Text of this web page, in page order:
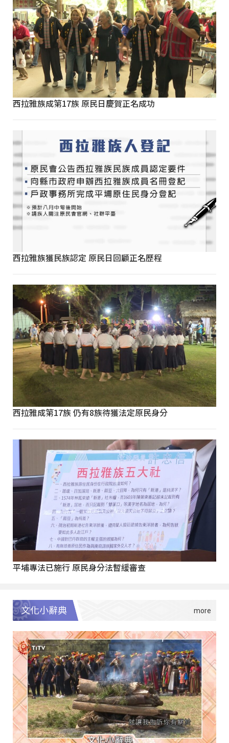
西拉雅族成第17族 原民日慶賀正名成功
西拉雅族獲民族認定 原民日回顧正名歷程
西拉雅成第17族 仍有8族待獲法定原民身分
平埔專法已施行 原民身分法暫緩審查
文化小辭典